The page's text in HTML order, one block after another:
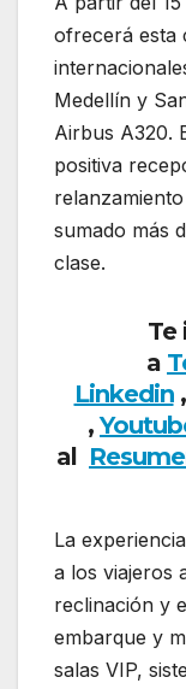
ofrecerá esta
Medellín y
Airbus A320.
positiva
sumado más
clase.
Te
a
Linkedin,
,
al
La
a los viajeros
reclinación y
embarque y
salas VIP,